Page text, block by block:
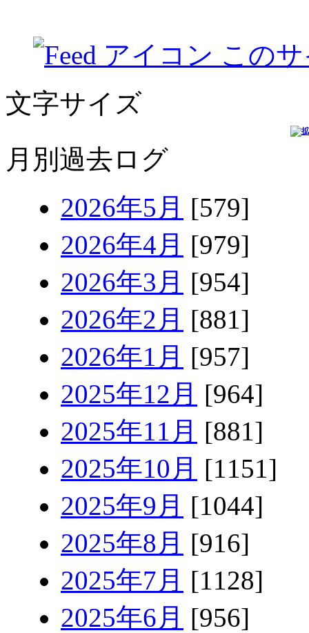
この
文字サイズ
月別過去ログ
2026年5月 [579]
2026年4月 [979]
2026年3月 [954]
2026年2月 [881]
2026年1月 [957]
2025年12月 [964]
2025年11月 [881]
2025年10月 [1151]
2025年9月 [1044]
2025年8月 [916]
2025年7月 [1128]
2025年6月 [956]